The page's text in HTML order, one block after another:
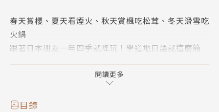
春天賞櫻、夏天看煙火、秋天賞楓吃松茸、冬天滑雪吃
火鍋
跟著日本朋友一年四季就降玩！學道地日語就這麼簡
想成為真正的「日本通」，你一定要擁有這本！
閱讀更多
目錄